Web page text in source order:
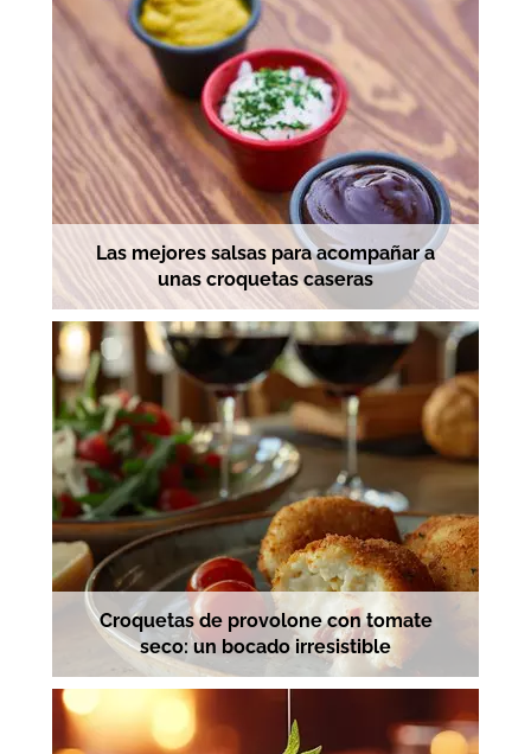
Las mejores salsas para acompañar a
unas croquetas caseras
Croquetas de provolone con tomate
seco: un bocado irresistible